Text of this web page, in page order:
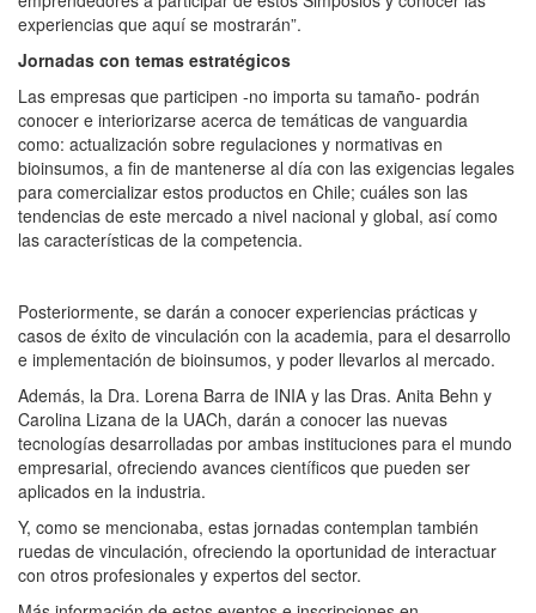
experiencias que aquí se mostrarán”.
Jornadas con temas estratégicos
Las empresas que participen -no importa su tamaño- podrán
conocer e interiorizarse acerca de temáticas de vanguardia
como: actualización sobre regulaciones y normativas en
bioinsumos, a fin de mantenerse al día con las exigencias legales
para comercializar estos productos en Chile; cuáles son las
tendencias de este mercado a nivel nacional y global, así como
las características de la competencia.
Posteriormente, se darán a conocer experiencias prácticas y
casos de éxito de vinculación con la academia, para el desarrollo
e implementación de bioinsumos, y poder llevarlos al mercado.
Además, la Dra. Lorena Barra de INIA y las Dras. Anita Behn y
Carolina Lizana de la UACh, darán a conocer las nuevas
tecnologías desarrolladas por ambas instituciones para el mundo
empresarial, ofreciendo avances científicos que pueden ser
aplicados en la industria.
Y, como se mencionaba, estas jornadas contemplan también
ruedas de vinculación, ofreciendo la oportunidad de interactuar
con otros profesionales y expertos del sector.